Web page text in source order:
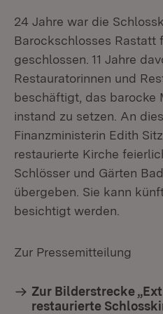
24 Jahre war die
Barockschlosses Rastatt
geschlossen. 11 Jahre
Restauratorinnen und
beschäftigt, das barocke
instand zu setzen. An
Finanzministerin Edith
restaurierte Kirche
Schlösser und Gärten
übergeben. Sie kann
besichtigt werden.
Zur Pressemitteilung
Zur Bilderstrecke
restaurierte